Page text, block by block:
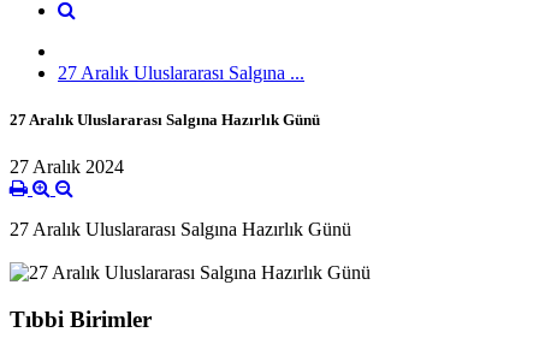
27 Aralık Uluslararası Salgına ...
27 Aralık Uluslararası Salgına Hazırlık Günü
27 Aralık 2024
27 Aralık Uluslararası Salgına Hazırlık Günü
Tıbbi Birimler